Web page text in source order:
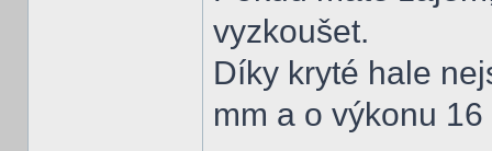
vyzkoušet.
Díky kryté hale
mm a o výkonu